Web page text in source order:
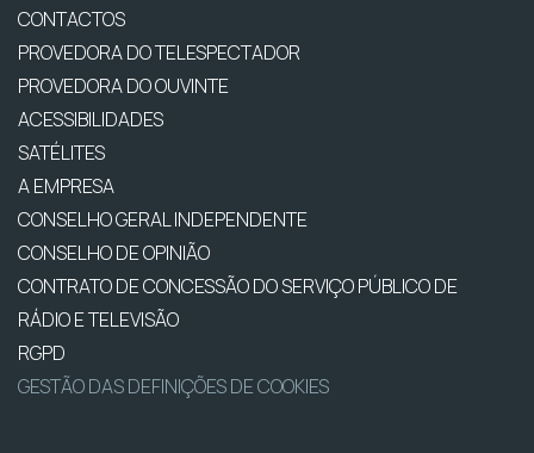
CONTACTOS
PROVEDORA DO TELESPECTADOR
PROVEDORA DO OUVINTE
ACESSIBILIDADES
SATÉLITES
A EMPRESA
CONSELHO GERAL INDEPENDENTE
CONSELHO DE OPINIÃO
CONTRATO DE CONCESSÃO DO SERVIÇO PÚBLICO DE
RÁDIO E TELEVISÃO
RGPD
GESTÃO DAS DEFINIÇÕES DE COOKIES